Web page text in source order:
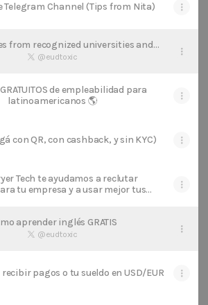
Telegram Channel (Tips from Nita)
from recognized universities and
companies
@eudtoxic
de empleabilidad para
latinoamericanos 🌎
con QR, con cashback, y sin KYC)
Tech te ayudamos a reclutar
tu empresa y a usar mejor tus
aprender inglés GRATIS
@eudtoxic
pagos o tu sueldo en USD/EUR